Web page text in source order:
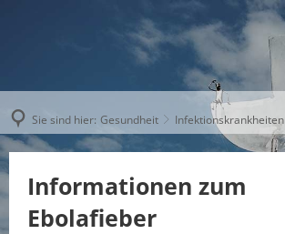
Sie sind hier: Gesundheit Infektionskrankheiten
Informationen zum
Ebolafieber